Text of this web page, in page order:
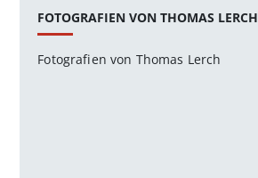
FOTOGRAFIEN VON THOMAS LERCH
Fotografien von Thomas Lerch